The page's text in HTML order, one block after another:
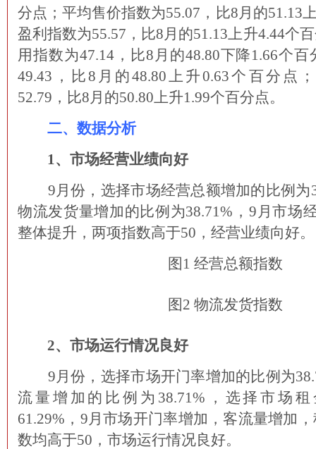
分点；平均售价指数为55.07，比8月的51.13
盈利指数为55.57，比8月的51.13上升4.44个
用指数为47.14，比8月的48.80下降1.66个
49.43，比8月的48.80上升0.63个百分点
52.79，比8月的50.80上升1.99个百分点。
二、数据分析
1、市场经营业绩向好
9月份，选择市场经营总额增加的比例为
物流发货量增加的比例为38.71%，9月市场
整体提升，两项指数高于50，经营业绩向好。
图1 经营总额指数
图2 物流发货指数
2、市场运行情况良好
9月份，选择市场开门率增加的比例为
流量增加的比例为38.71%，选择市场
61.29%，9月市场开门率增加，客流量增加
数均高于50，市场运行情况良好。